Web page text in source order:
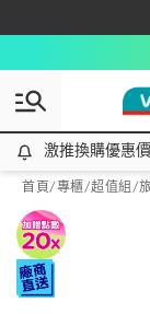
激推換購優惠價！
激推換購優惠
首頁/專櫃/超值組 /